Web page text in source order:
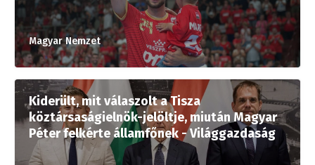
Magyar Nemzet
Kiderült, mit válaszolt a Tisza
köztársaságielnök-jelöltje, miután Magyar
Péter felkérte államfőnek - Világgazdaság